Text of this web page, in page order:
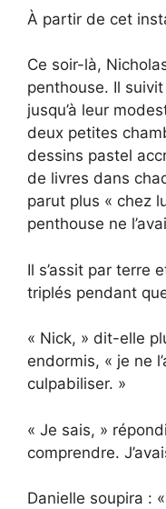
À partir de cet
Ce soir-là,
penthouse. Il
jusqu’à leur
deux petites
dessins pastel
de livres dans
parut plus « chez
penthouse ne
Il s’assit par terre
triplés pendant
« Nick, » dit-elle
endormis, « je ne
culpabiliser. »
« Je sais, »
comprendre.
Danielle soupira :